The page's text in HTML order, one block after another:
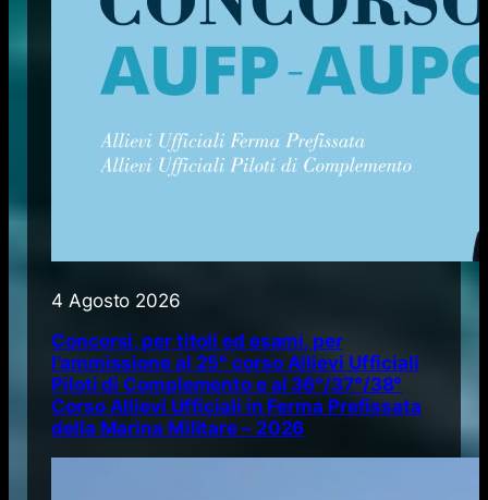
4 Agosto 2026
Concorsi, per titoli ed esami, per
l’ammissione al 25° corso Allievi Ufficiali
Piloti di Complemento e al 36°/37°/38°
Corso Allievi Ufficiali in Ferma Prefissata
della Marina Militare – 2026